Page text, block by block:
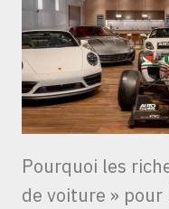
Pourquoi les
de voiture »